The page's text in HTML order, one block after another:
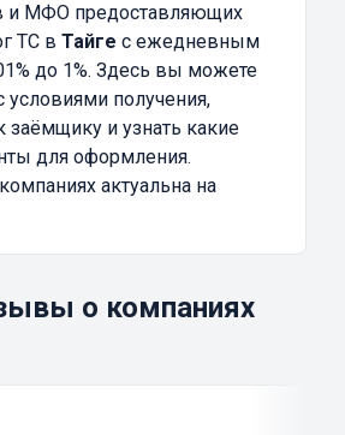
и МФО предоставляющих
ТС в Тайге с ежедневным
до 1%. Здесь вы можете
условиями получения,
заёмщику и узнать какие
для оформления.
актуальна на
о компаниях